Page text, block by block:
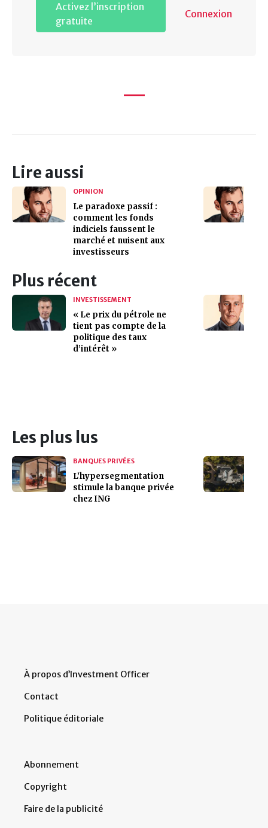
Activez l’inscription
gratuite
Connexion
Lire aussi
OPINION
Le paradoxe passif :
comment les fonds
indiciels faussent le
marché et nuisent aux
investisseurs
Plus récent
INVESTISSEMENT
« Le prix du pétrole ne
tient pas compte de la
politique des taux
d’intérêt »
Les plus lus
BANQUES PRIVÉES
L’hypersegmentation
stimule la banque privée
chez ING
À propos d’Investment Officer
Contact
Politique éditoriale
Abonnement
Copyright
Faire de la publicité